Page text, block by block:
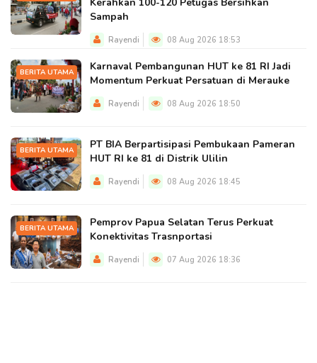
Sampah
Rayendi 08 Aug 2026 18:53
BERITA UTAMA
Karnaval Pembangunan HUT ke 81 RI Jadi
Momentum Perkuat Persatuan di Merauke
Rayendi 08 Aug 2026 18:50
BERITA UTAMA
PT BIA Berpartisipasi Pembukaan Pameran
HUT RI ke 81 di Distrik Ulilin
Rayendi 08 Aug 2026 18:45
BERITA UTAMA
Pemprov Papua Selatan Terus Perkuat
Konektivitas Trasnportasi
Rayendi 07 Aug 2026 18:36